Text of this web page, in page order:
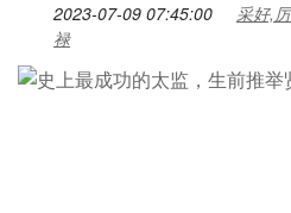
2023-07-09 07:45:00
采好,
禄